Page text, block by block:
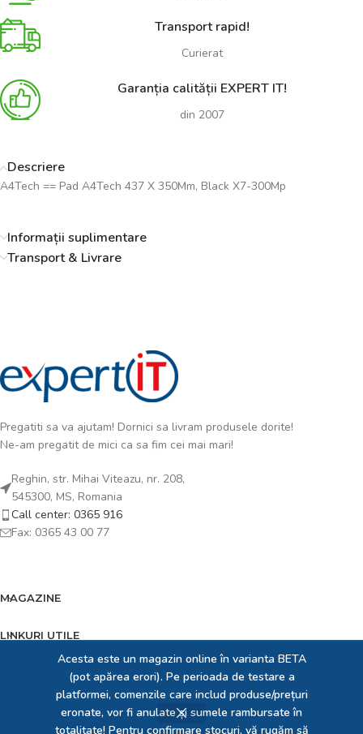
Acesta este un magazin online în varianta BETA
(pot apărea erori). Pe perioada de testare a
platformei, comenzile care includ produse/prețuri
eronate, vor fi anulate și sumele rambursate în
totalitate! Pentru confirmare stocuri, vă rugăm să
Transport rapid!
Curierat
Garanția calității EXPERT IT!
din 2007
Descriere
A4Tech == Pad A4Tech 437 X 350Mm, Black X7-300Mp
Informații suplimentare
Transport & Livrare
Pregatiti sa va ajutam! Dornici sa livram produsele dorite!
Ne-am pregatit de mici ca sa fim cei mai mari!
Reghin, str. Mihai Viteazu, nr. 208,
545300, MS, Romania
Call center: 0365 916
Fax: 0365 43 00 77
MAGAZINE
LINKURI UTILE
FOOTER MENU
EXPERT IT SRL2023 creat deExpert Solution Developer SRL. Dedicați pentru prezența
ta online!